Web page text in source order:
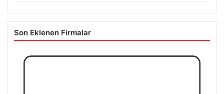
Son Eklenen Firmalar